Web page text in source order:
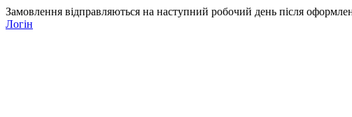
Замовлення відправляються на наступний робочий день після
Логін